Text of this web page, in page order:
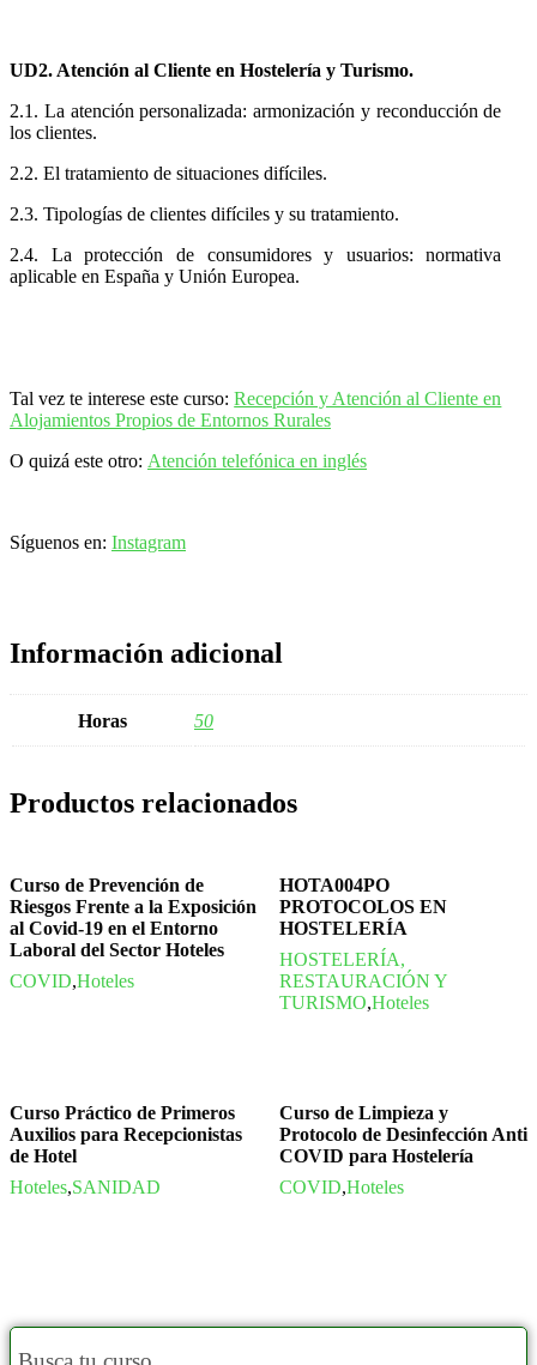
UD2. Atención al Cliente en Hostelería y Turismo.
2.1. La atención personalizada: armonización y reconducción de
los clientes.
2.2. El tratamiento de situaciones difíciles.
2.3. Tipologías de clientes difíciles y su tratamiento.
2.4. La protección de consumidores y usuarios: normativa
aplicable en España y Unión Europea.
Tal vez te interese este curso:Recepción y Atención al Cliente en
Alojamientos Propios de Entornos Rurales
O quizá este otro: Atención telefónica en inglés
Síguenos en: Instagram
Información adicional
Horas 50
Productos relacionados
Curso de Prevención de
Riesgos Frente a la Exposición
al Covid-19 en el Entorno
Laboral del Sector Hoteles
COVID,Hoteles
HOTA004PO
PROTOCOLOS EN
HOSTELERÍA
HOSTELERÍA,
RESTAURACIÓN Y
TURISMO,Hoteles
Curso Práctico de Primeros
Auxilios para Recepcionistas
de Hotel
Hoteles,SANIDAD
Curso de Limpieza y
Protocolo de Desinfección Anti
COVID para Hostelería
COVID,Hoteles